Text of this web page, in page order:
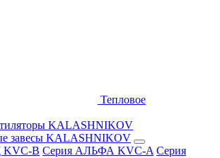
Тепловое
KALASHNIKOV
завесы KALASHNIKOV
B Серия АЛЬФА KVC-A Серия